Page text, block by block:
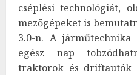
cséplési technológiát,
mezőgépeket is
3.0-n. A járműtechnika
egész nap
traktorok és driftautók